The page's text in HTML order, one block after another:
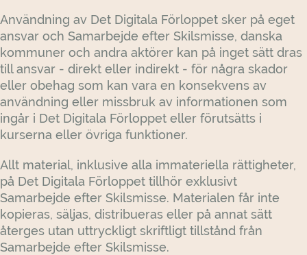
Användning av Det Digitala Förloppet sker på eget
ansvar och Samarbejde efter Skilsmisse, danska
kommuner och andra aktörer kan på inget sätt dras
till ansvar - direkt eller indirekt - för några skador
eller obehag som kan vara en konsekvens av
användning eller missbruk av informationen som
ingår i Det Digitala Förloppet eller förutsätts i
kurserna eller övriga funktioner.
Allt material, inklusive alla immateriella rättigheter,
på Det Digitala Förloppet tillhör exklusivt
Samarbejde efter Skilsmisse. Materialen får inte
kopieras, säljas, distribueras eller på annat sätt
återges utan uttryckligt skriftligt tillstånd från
Samarbejde efter Skilsmisse.